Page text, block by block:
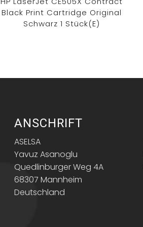
Black Print Cartridge Original
Schwarz 1 Stück(e)
ANSCHRIFT
ASELSA
Yavuz Asanoglu
Quedlinburger Weg 4A
68307 Mannheim
Deutschland